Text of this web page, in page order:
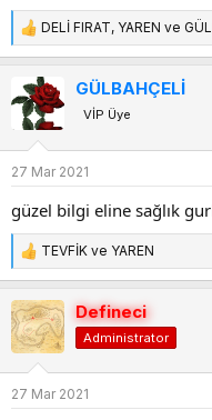
T
e
k
e
r
DELİ FIRAT, YAREN ve
GÜLBAHÇELİ
VİP Üye
27 Mar 2021
güzel bilgi eline sağlık
T
e
p
k
i
l
e
r
TEVFİK ve YAREN
Defineci
Administrator
27 Mar 2021